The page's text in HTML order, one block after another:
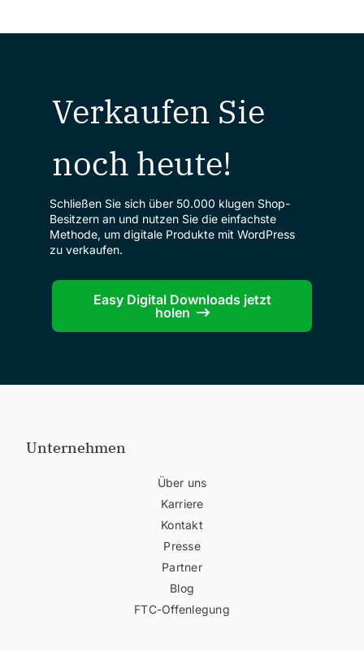
Verkaufen Sie
noch heute!
Schließen Sie sich über 50.000 klugen Shop-
Besitzern an und nutzen Sie die einfachste
Methode, um digitale Produkte mit WordPress
zu verkaufen.
Easy Digital Downloads jetzt
holen
Unternehmen
Über uns
Karriere
Kontakt
Presse
Partner
Blog
FTC-Offenlegung